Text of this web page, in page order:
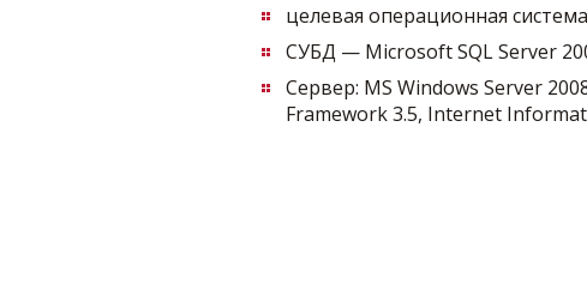
целевая операционная
СУБД — Microsoft SQL Server
Сервер: MS Windows Server
Framework 3.5, Internet